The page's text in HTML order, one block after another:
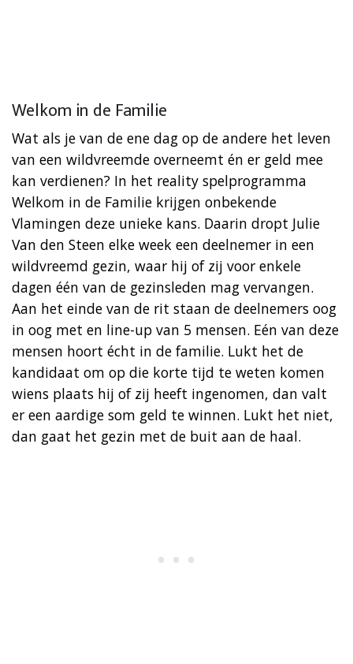
Welkom in de Familie
Wat als je van de ene dag op de andere het leven
van een wildvreemde overneemt én er geld mee
kan verdienen? In het reality spelprogramma
Welkom in de Familie krijgen onbekende
Vlamingen deze unieke kans. Daarin dropt Julie
Van den Steen elke week een deelnemer in een
wildvreemd gezin, waar hij of zij voor enkele
dagen één van de gezinsleden mag vervangen.
Aan het einde van de rit staan de deelnemers oog
in oog met en line-up van 5 mensen. Eén van deze
mensen hoort écht in de familie. Lukt het de
kandidaat om op die korte tijd te weten komen
wiens plaats hij of zij heeft ingenomen, dan valt
er een aardige som geld te winnen. Lukt het niet,
dan gaat het gezin met de buit aan de haal.